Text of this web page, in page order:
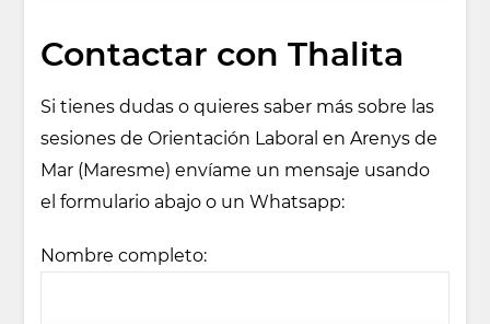
Contactar con Thalita
Si tienes dudas o quieres saber más sobre las
sesiones de Orientación Laboral en Arenys de
Mar (Maresme) envíame un mensaje usando
el formulario abajo o un Whatsapp:
Nombre completo: